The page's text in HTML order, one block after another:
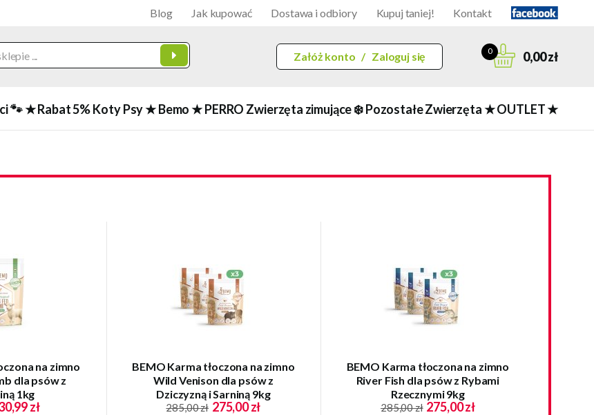
Blog Jak kupować Dostawa i odbiory Kupuj taniej! Kontakt
Załóż konto / Zaloguj się 0 0,00 zł
🐾★ Rabat 5%Koty Psy★ Bemo ★ PERRO Zwierzęta zimujące ❄️Pozostałe Zwierzęta★ OUTLET ★
na zimno
dla psów z
1kg
zł
BEMO Karma tłoczona na zimno
Wild Venison dla psów z
Dziczyzną i Sarniną 9kg
285,00 zł 275,00 zł
BEMO Karma tłoczona na zimno
River Fish dla psów z Rybami
Rzecznymi 9kg
285,00 zł 275,00 zł